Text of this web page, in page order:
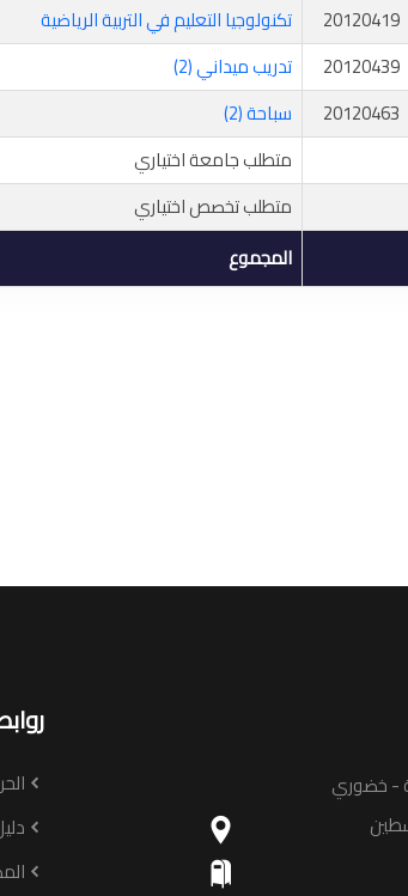
20120419
تكنولوجيا التعليم في التربية الرياضية
20120439
تدريب ميداني (2)
20120463
سباحة (2)
متطلب جامعة اختياري
متطلب تخصص اختياري
المجموع
- خضوري